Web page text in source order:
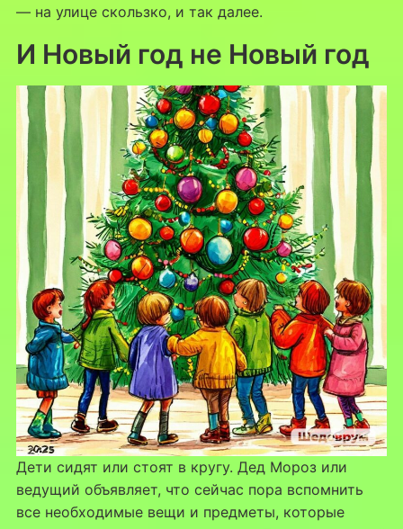
— на улице скользко, и так далее.
И Новый год не Новый год
Дети сидят или стоят в кругу. Дед Мороз или
ведущий объявляет, что сейчас пора вспомнить
все необходимые вещи и предметы, которые